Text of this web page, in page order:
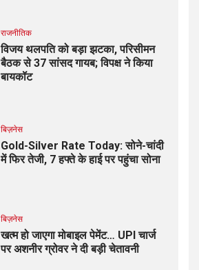
राजनीतिक
विजय थलपति को बड़ा झटका, परिसीमन
बैठक से 37 सांसद गायब; विपक्ष ने किया
बायकॉट
बिज़नेस
Gold-Silver Rate Today: सोने-चांदी
में फिर तेजी, 7 हफ्ते के हाई पर पहुंचा सोना
बिज़नेस
खत्म हो जाएगा मोबाइल पेमेंट… UPI चार्ज
पर अशनीर ग्रोवर ने दी बड़ी चेतावनी